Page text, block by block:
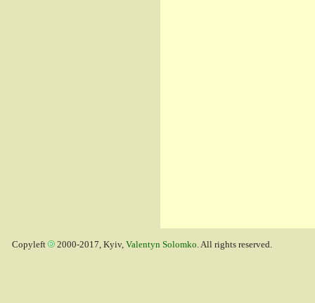
Copyleft 2000-2017, Kyiv, Valentyn Solomko. All rights reserved.